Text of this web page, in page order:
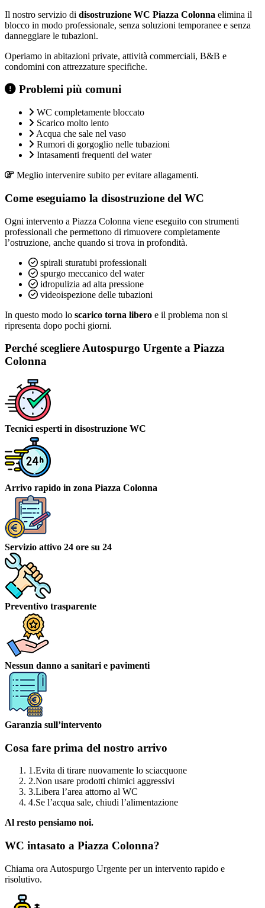
Il nostro servizio di disostruzione WC Piazza Colonna elimina il
blocco in modo professionale, senza soluzioni temporanee e senza
danneggiare le tubazioni.
Operiamo in abitazioni private, attività commerciali, B&B e
condomini con attrezzature specifiche.
Problemi più comuni
WC completamente bloccato
Scarico molto lento
Acqua che sale nel vaso
Rumori di gorgoglio nelle tubazioni
Intasamenti frequenti del water
Meglio intervenire subito per evitare allagamenti.
Come eseguiamo la disostruzione del WC
Ogni intervento a Piazza Colonna viene eseguito con strumenti
professionali che permettono di rimuovere completamente
l’ostruzione, anche quando si trova in profondità.
spirali sturatubi professionali
spurgo meccanico del water
idropulizia ad alta pressione
videoispezione delle tubazioni
In questo modo lo scarico torna libero e il problema non si
ripresenta dopo pochi giorni.
Perché scegliere Autospurgo Urgente a Piazza
Colonna
Tecnici esperti in disostruzione WC
Arrivo rapido in zona Piazza Colonna
Servizio attivo 24 ore su 24
Preventivo trasparente
Nessun danno a sanitari e pavimenti
Garanzia sull’intervento
Cosa fare prima del nostro arrivo
1.Evita di tirare nuovamente lo sciacquone
2.Non usare prodotti chimici aggressivi
3.Libera l’area attorno al WC
4.Se l’acqua sale, chiudi l’alimentazione
Al resto pensiamo noi.
WC intasato a Piazza Colonna?
Chiama ora Autospurgo Urgente per un intervento rapido e
risolutivo.